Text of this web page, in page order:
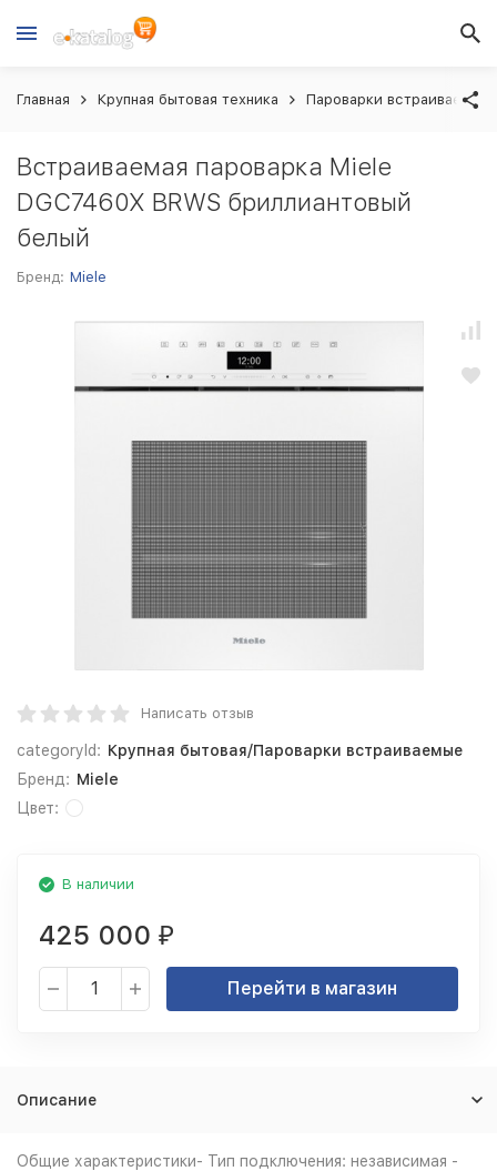
Главная Крупная бытовая техника Пароварки встраиваемые
Встраиваемая пароварка Miele
DGC7460X BRWS бриллиантовый
белый
Бренд: Miele
Написать отзыв
categoryId: Крупная бытовая/Пароварки встраиваемые
Бренд: Miele
Цвет:
В наличии
425 000 ₽
Перейти в магазин
Описание
Общие характеристики- Тип подключения: независимая -